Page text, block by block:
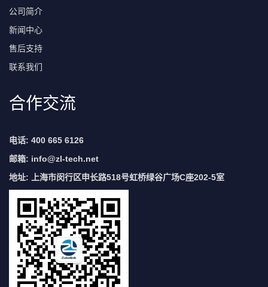
公司简介
新闻中心
售后支持
联系我们
合作交流
电话: 400 665 6126
邮箱: info@zl-tech.net
地址: 上海市闵行区申长路518号虹桥绿谷广场C座202-5室